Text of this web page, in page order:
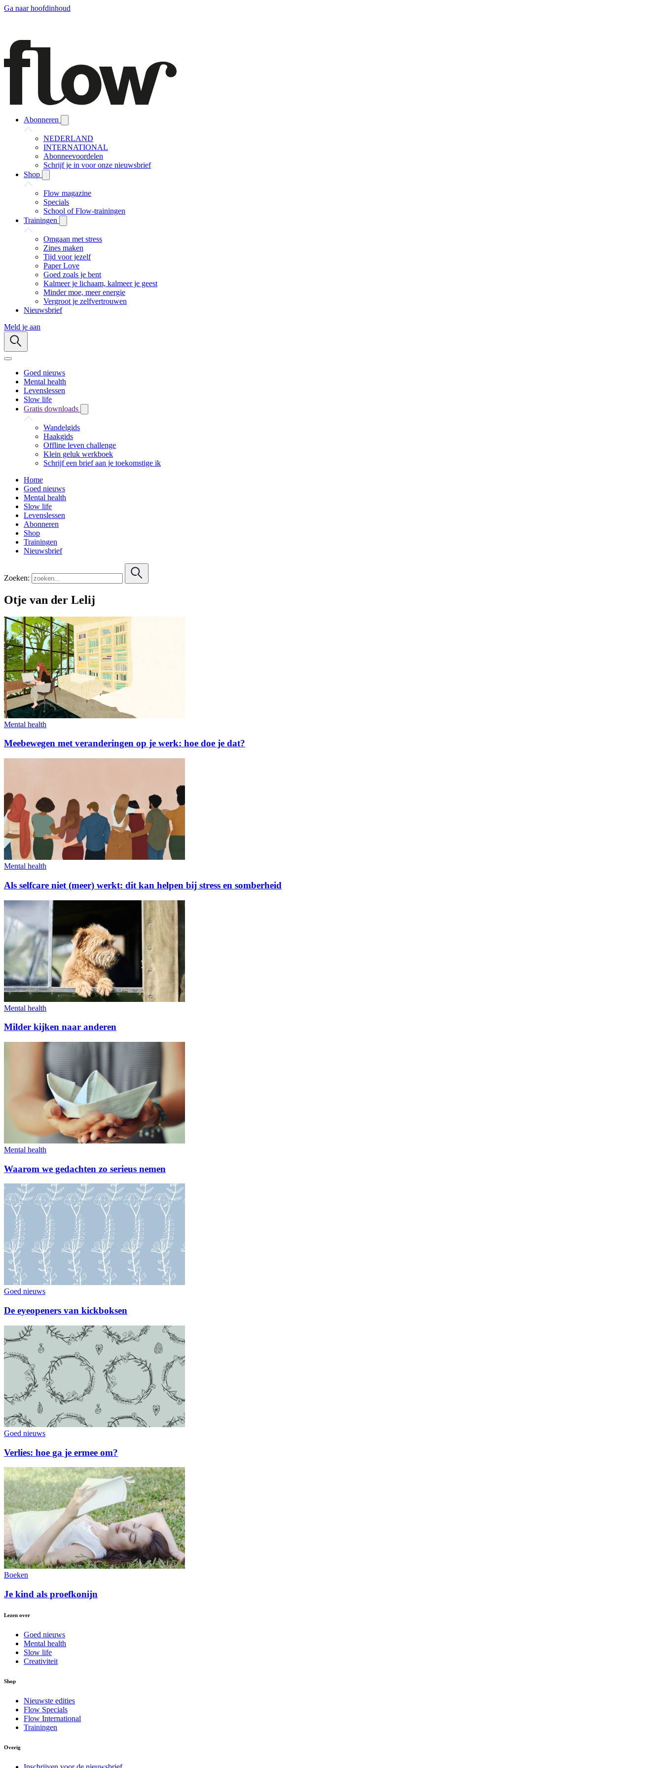
Ga naar hoofdinhoud
Abonneren
NEDERLAND
INTERNATIONAL
Abonneevoordelen
Schrijf je in voor onze nieuwsbrief
Shop
Flow magazine
Specials
School of Flow-trainingen
Trainingen
Omgaan met stress
Zines maken
Tijd voor jezelf
Paper Love
Goed zoals je bent
Kalmeer je lichaam, kalmeer je geest
Minder moe, meer energie
Vergroot je zelfvertrouwen
Nieuwsbrief
Meld je aan
Goed nieuws
Mental health
Levenslessen
Slow life
Gratis downloads
Wandelgids
Haakgids
Offline leven challenge
Klein geluk werkboek
Schrijf een brief aan je toekomstige ik
Home
Goed nieuws
Mental health
Slow life
Levenslessen
Abonneren
Shop
Trainingen
Nieuwsbrief
Zoeken:
Otje van der Lelij
Mental health
Meebewegen met veranderingen op je werk: hoe doe je dat?
Mental health
Als selfcare niet (meer) werkt: dit kan helpen bij stress en somberheid
Mental health
Milder kijken naar anderen
Mental health
Waarom we gedachten zo serieus nemen
Goed nieuws
De eyeopeners van kickboksen
Goed nieuws
Verlies: hoe ga je ermee om?
Boeken
Je kind als proefkonijn
Lezen over
Goed nieuws
Mental health
Slow life
Creativiteit
Shop
Nieuwste edities
Flow Specials
Flow International
Trainingen
Overig